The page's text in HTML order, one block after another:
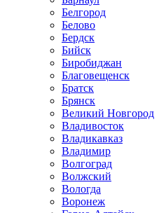
Белгород
Белово
Бердск
Бийск
Биробиджан
Благовещенск
Братск
Брянск
Великий Новгород
Владивосток
Владикавказ
Владимир
Волгоград
Волжский
Вологда
Воронеж